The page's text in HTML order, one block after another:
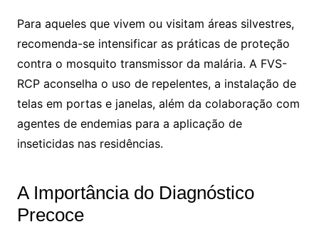
Para aqueles que vivem ou visitam áreas silvestres,
recomenda-se intensificar as práticas de proteção
contra o mosquito transmissor da malária. A FVS-
RCP aconselha o uso de repelentes, a instalação de
telas em portas e janelas, além da colaboração com
agentes de endemias para a aplicação de
inseticidas nas residências.
A Importância do Diagnóstico
Precoce